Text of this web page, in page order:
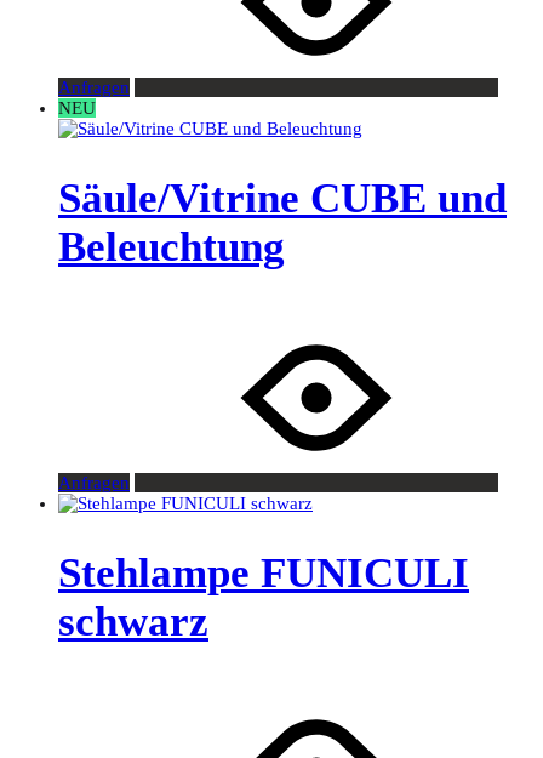
Anfragen
NEU
Säule/Vitrine CUBE und
Beleuchtung
Anfragen
Stehlampe FUNICULI
schwarz